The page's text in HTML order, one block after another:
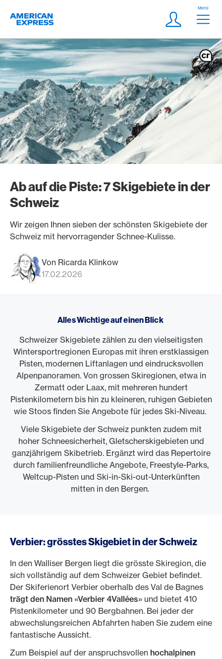
Logo
Meta
Login
Menü
Ab auf die Piste: 7 Skigebiete in der
Schweiz
Wir zeigen Ihnen sieben der schönsten Skigebiete der
Schweiz mit hervorragender Schnee-Kulisse.
Von Ricarda Klinkow
17.02.2026
Alles Wichtige auf einen Blick
Schweizer Skigebiete zählen zu den vielseitigsten
Wintersportregionen Europas mit ihren erstklassigen
Pisten, modernen Liftanlagen und eindrucksvollen
Alpenpanoramen. Von grossen Skiregionen, etwa in
Zermatt oder Laax, mit mehreren hundert
Pistenkilometern bis hin zu kleineren, ruhigen Gebieten
wie Stoos finden Sie Angebote für jedes Ski-Niveau.
Viele Skigebiete der Schweiz punkten zudem mit
hoher Schneesicherheit, Gletscherskigebieten und
ganzjährigem Skibetrieb. Ergänzt wird das Repertoire
durch familienfreundliche Angebote, Freestyle-Parks,
Weltcup-Pisten und Ski-in-Ski-out-Unterkünften
mitten in den Bergen.
Verbier: grösstes Skigebiet in der Schweiz
In den Walliser Bergen liegt die grösste Skiregion, die
sich vollständig auf dem Schweizer Gebiet befindet.
Der Skiferienort Verbier oberhalb des Val de Bagnes
trägt den Namen «Verbier 4Vallées» und bietet 410
Pistenkilometer und 90 Bergbahnen. Bei jeder der
abwechslungsreichen Abfahrten haben Sie zudem eine
fantastische Aussicht.
Zum Beispiel auf der anspruchsvollen hochalpinen